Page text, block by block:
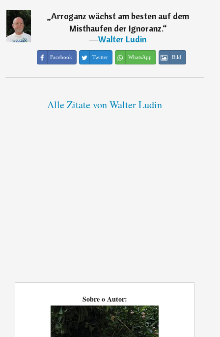
„Arroganz wächst am besten auf dem
Misthaufen der Ignoranz.“
―Walter Ludin
Facebook Twitter WhatsApp Bild
Alle Zitate von Walter Ludin
Sobre o Autor: